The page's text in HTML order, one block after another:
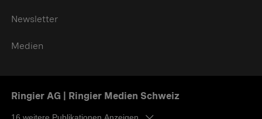
Newsletter
Medien
Ringier AG | Ringier Medien Schweiz